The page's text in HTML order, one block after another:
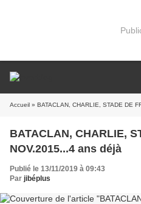
Accueil » BATACLAN, CHARLIE, STADE DE
BATACLAN, CHARLIE,
NOV.2015...4 ans déjà
Publié le 13/11/2019 à 09:43
Par jibéplus